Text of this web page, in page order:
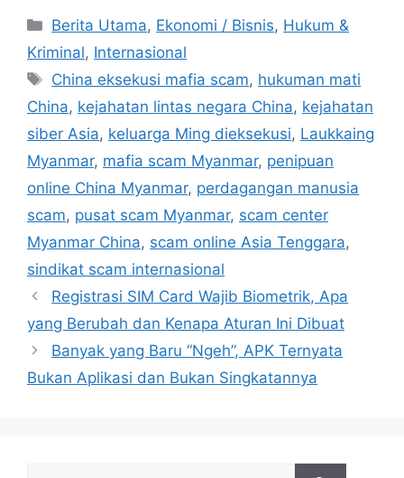
C
e
g
o
r
i
s
Berita Utama, Ekonomi / Bisnis, Hukum &
Kriminal, Internasional
T
s
China eksekusi mafia scam, hukuman mati
China, kejahatan lintas negara China, kejahatan
siber Asia, keluarga Ming dieksekusi, Laukkaing
Myanmar, mafia scam Myanmar, penipuan
online China Myanmar, perdagangan manusia
scam, pusat scam Myanmar, scam center
Myanmar China, scam online Asia Tenggara,
sindikat scam internasional
Registrasi SIM Card Wajib Biometrik, Apa
yang Berubah dan Kenapa Aturan Ini Dibuat
Banyak yang Baru “Ngeh”, APK Ternyata
Bukan Aplikasi dan Bukan Singkatannya